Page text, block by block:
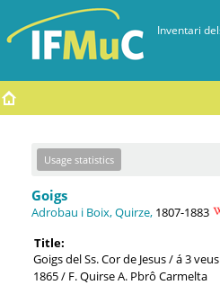
Usage statistics
Goigs
Adrobau i Boix, Quirze,1807-1883
Title:
Goigs del Ss. Cor de Jesus / á 3
1865 / F. Quirse A. Pbrô Carmelta